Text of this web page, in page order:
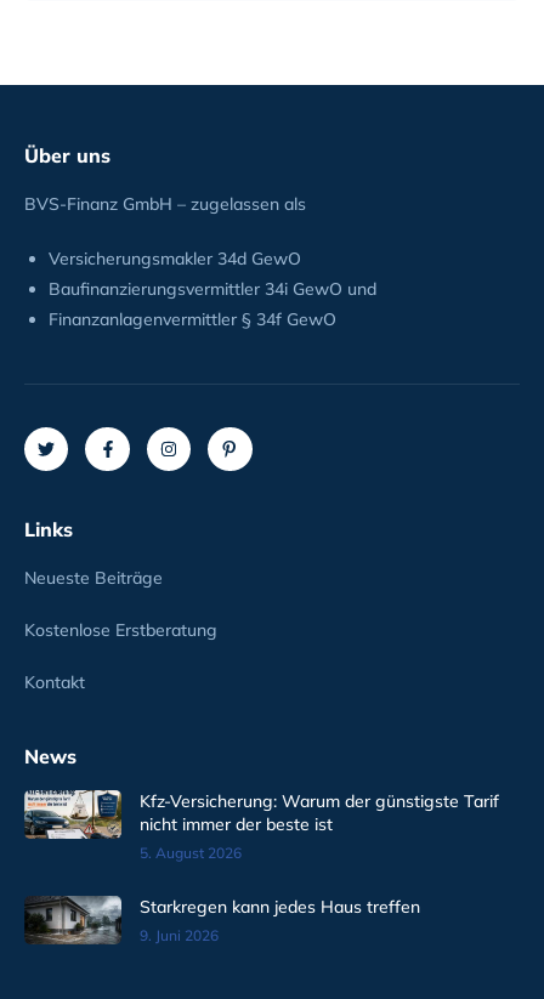
Über uns
BVS-Finanz GmbH – zugelassen als
Versicherungsmakler 34d GewO
Baufinanzierungsvermittler 34i GewO und
Finanzanlagenvermittler § 34f GewO
Links
Neueste Beiträge
Kostenlose Erstberatung
Kontakt
News
Kfz-Versicherung: Warum der günstigste Tarif
nicht immer der beste ist
5. August 2026
Starkregen kann jedes Haus treffen
9. Juni 2026